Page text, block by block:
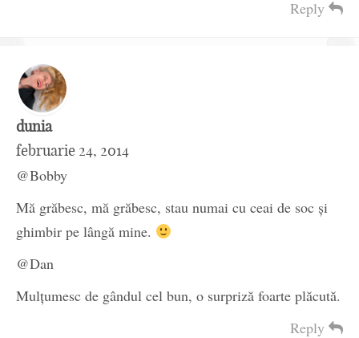
Reply
dunia
februarie 24, 2014
@Bobby
Mă grăbesc, mă grăbesc, stau numai cu ceai de soc și
ghimbir pe lângă mine.
@Dan
Mulțumesc de gândul cel bun, o surpriză foarte plăcută.
Reply